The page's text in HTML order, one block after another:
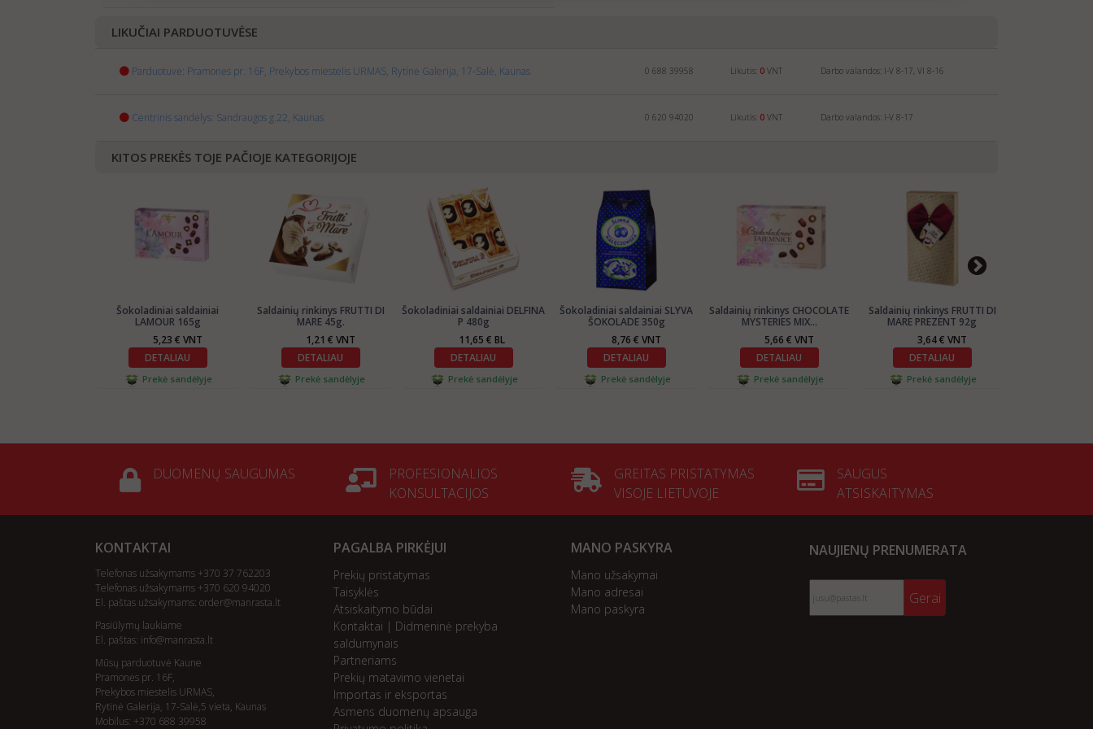
LIKUČIAI PARDUOTUVĖSE
Parduotuvė: Pramonės pr. 16F, Prekybos miestelis URMAS, Rytinė Galerija, 17-Salė, Kaunas 0 688 39958 Likutis: 0 VNT Darbo valandos: I-V 8-17, VI 8-16
Centrinis sandėlys: Sandraugos g.22, Kaunas 0 620 94020 Likutis: 0 VNT Darbo valandos: I-V 8-17
KITOS PREKĖS TOJE PAČIOJE KATEGORIJOJE
Šokoladiniai saldainiai
LAMOUR 165g
5,23 € VNT
DETALIAU
Prekė sandėlyje
Saldainių rinkinys FRUTTI DI
MARE 45g.
1,21 € VNT
DETALIAU
Prekė sandėlyje
Šokoladiniai saldainiai DELFINA
P 480g
11,65 € BL
DETALIAU
Prekė sandėlyje
Šokoladiniai saldainiai SLYVA
ŠOKOLADE 350g
8,76 € VNT
DETALIAU
Prekė sandėlyje
Saldainių rinkinys CHOCOLATE
MYSTERIES MIX...
5,66 € VNT
DETALIAU
Prekė sandėlyje
Saldainių rinkinys FRUTTI DI
MARE PREZENT 92g
3,64 € VNT
DETALIAU
Prekė sandėlyje
DUOMENŲ SAUGUMAS
PROFESIONALIOS
KONSULTACIJOS
GREITAS PRISTATYMAS
VISOJE LIETUVOJE
SAUGUS
ATSISKAITYMAS
KONTAKTAI
Telefonas užsakymams +370 37 762203
Telefonas užsakymams +370 620 94020
El. paštas užsakymams: order@manrasta.lt
Pasiūlymų laukiame
El. paštas: info@manrasta.lt
Mūsų parduotuvė Kaune
Pramonės pr. 16F,
Prekybos miestelis URMAS,
Rytinė Galerija, 17-Salė,5 vieta, Kaunas
Mobilus: +370 688 39958
PAGALBA PIRKĖJUI
Prekių pristatymas
Taisyklės
Atsiskaitymo būdai
Kontaktai | Didmeninė prekyba
saldumynais
Partneriams
Prekių matavimo vienetai
Importas ir eksportas
Asmens duomenų apsauga
MANO PASKYRA
Mano užsakymai
Mano adresai
Mano paskyra
NAUJIENŲ PRENUMERATA
Gerai